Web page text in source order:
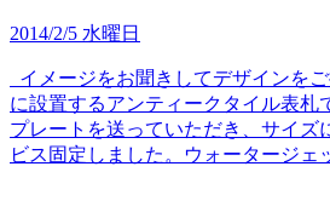
2014/2/5 水曜日
イメージをお聞きしてデザインを
に設置するアンティークタイル表札
プレートを送っていただき、サイズ
ビス固定しました。ウォータージ